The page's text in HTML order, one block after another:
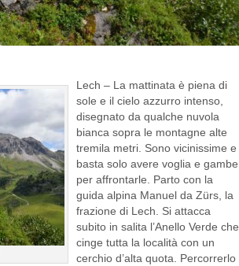
Lech – La mattinata è piena di
sole e il cielo azzurro intenso,
disegnato da qualche nuvola
bianca sopra le montagne alte
tremila metri. Sono vicinissime e
basta solo avere voglia e gambe
per affrontarle. Parto con la
guida alpina Manuel da Zürs, la
frazione di Lech. Si attacca
subito in salita l’Anello Verde che
cinge tutta la località con un
cerchio d’alta quota. Percorrerlo